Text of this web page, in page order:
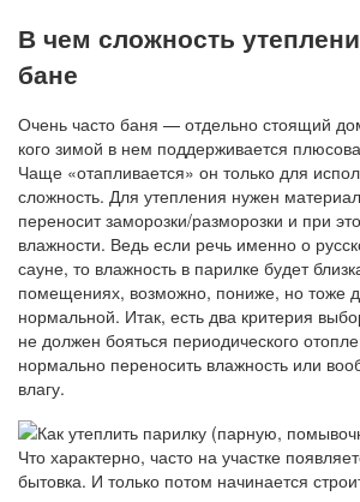
В чем сложность
бане
Очень часто баня — отдельно стоящий
кого зимой в нем поддерживается
Чаще «отапливается» он только для
сложность. Для утепления нужен
переносит заморозки/разморозки и при
влажности. Ведь если речь именно о
сауне, то влажность в парилке будет
помещениях, возможно, пониже, но тоже
нормальной. Итак, есть два критерия
не должен бояться периодического
нормально переносить влажность или
влагу.
Что характерно, часто на участке
бытовка. И только потом начинается